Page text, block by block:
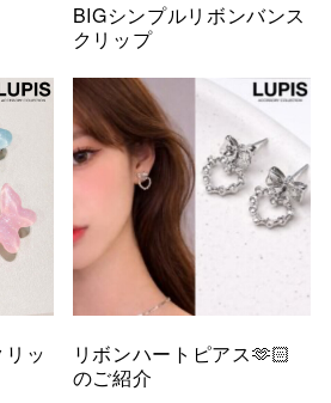
BIGシンプルリボンバンス
クリップ
ッ
リボンハートピアス🫶🏻
のご紹介